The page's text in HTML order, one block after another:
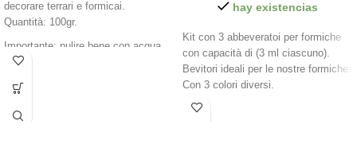
decorare terrari e formicai.
Quantità: 100gr.
Importante: pulire bene con acqua
prima dell'uso nel terrario o nel
hay existencias
Kit con 3 abbeveratoi per formiche
con capacità di (3 ml ciascuno).
Bevitori ideali per le nostre formiche.
Con 3 colori diversi.
Bottiglia in vetro ambrato: